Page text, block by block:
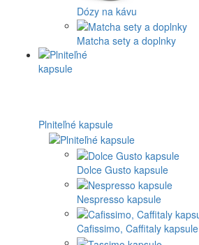
Dózy na kávu
Matcha sety a doplnky
Plniteľné kapsule
Dolce Gusto kapsule
Nespresso kapsule
Cafissimo, Caffitaly kapsule